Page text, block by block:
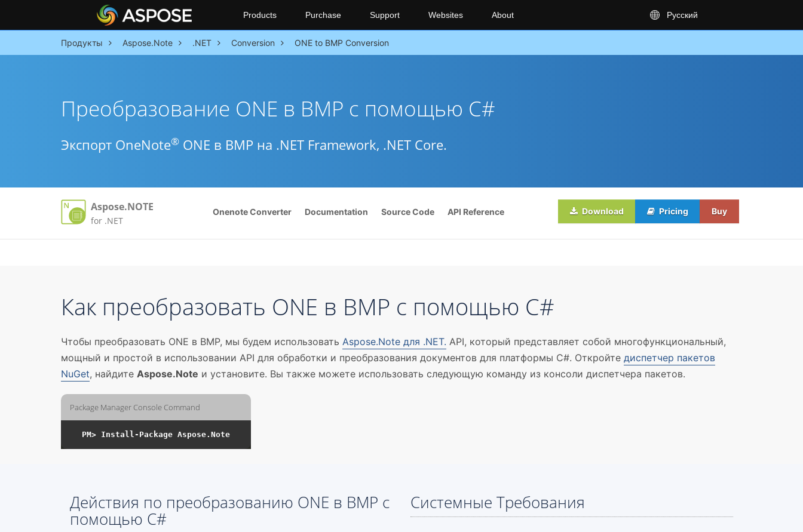
Products Purchase Support Websites About Русский
Продукты Aspose.Note .NET Conversion ONE to BMP Conversion
Преобразование ONE в BMP с помощью C#
Экспорт OneNote® ONE в BMP на .NET Framework, .NET Core.
Aspose.NOTE
for .NET
Onenote Converter Documentation Source Code API Reference Download Pricing Buy
Как преобразовать ONE в BMP с помощью C#
Чтобы преобразовать ONE в BMP, мы будем использовать Aspose.Note для .NET. API, который представляет собой многофункциональный,
мощный и простой в использовании API для обработки и преобразования документов для платформы C#. Откройте диспетчер пакетов
NuGet, найдите Aspose.Note и установите. Вы также можете использовать следующую команду из консоли диспетчера пакетов.
Package Manager Console Command
Действия по преобразованию ONE в BMP с
помощью C#
Системные Требования